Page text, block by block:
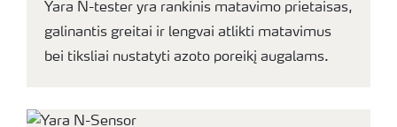
Yara N-tester yra rankinis matavimo prietaisas,
galinantis greitai ir lengvai atlikti matavimus
bei tiksliai nustatyti azoto poreikį augalams.